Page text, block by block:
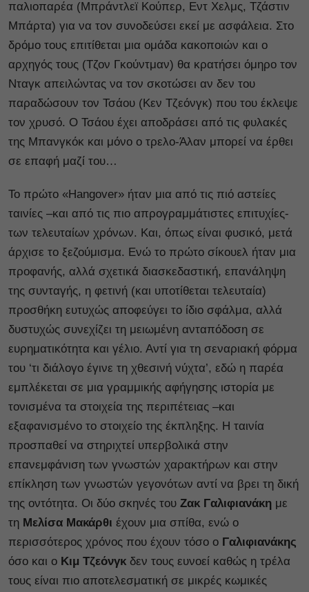
παλιοπαρέα (Μπράντλεϊ Κούπερ, Εντ Χελμς, Τζάστιν
Μπάρτα) για να τον συνοδεύσει εκεί με ασφάλεια. Στο
δρόμο τους επιτίθεται μια ομάδα κακοποιών και ο
αρχηγός τους (Τζον Γκούντμαν) θα κρατήσει όμηρο τον
Νταγκ απειλώντας να τον σκοτώσει αν δεν του
παραδώσουν τον Τσάου (Κεν Τζεόνγκ) που του έκλεψε
τον χρυσό. Ο Τσάου έχει αποδράσει από τις φυλακές
της Μπανγκόκ και μόνο ο τρελο-Άλαν μπορεί να έρθει
σε επαφή μαζί του…
Το πρώτο «Hangover» ήταν μια από τις πιό αστείες
ταινίες –και από τις πιο απρογραμμάτιστες επιτυχίες-
των τελευταίων χρόνων. Και, όπως είναι φυσικό, μετά
άρχισε το ξεζούμισμα. Ενώ το πρώτο σίκουελ ήταν μια
προφανής, αλλά σχετικά διασκεδαστική, επανάληψη
της συνταγής, η φετινή (και υποτίθεται τελευταία)
προσθήκη ευτυχώς αποφεύγει το ίδιο σφάλμα, αλλά
δυστυχώς συνεχίζει τη μειωμένη ανταπόδοση σε
ευρηματικότητα και γέλιο. Αντί για τη σεναριακή φόρμα
του ‘τι διάλογο έγινε τη χθεσινή νύχτα’, εδώ η παρέα
εμπλέκεται σε μια γραμμικής αφήγησης ιστορία με
τονισμένα τα στοιχεία της περιπέτειας –και
εξαφανισμένο το στοιχείο της έκπληξης. Η ταινία
προσπαθεί να στηριχτεί υπερβολικά στην
επανεμφάνιση των γνωστών χαρακτήρων και στην
επίκληση των γνωστών γεγονότων αντί να βρει τη δική
της οντότητα. Οι δύο σκηνές του Ζακ Γαλιφιανάκη με
τη Μελίσα Μακάρθι έχουν μια σπίθα, ενώ ο
περισσότερος χρόνος που έχουν τόσο ο Γαλιφιανάκης
όσο και ο Κιμ Τζεόνγκ δεν τους ευνοεί καθώς η τρέλα
τους είναι πιο αποτελεσματική σε μικρές κωμικές